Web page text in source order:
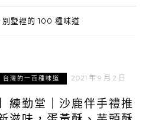
別墅裡的 100 種味道
台灣的一百種味道 2021 年 9 月 2 日
練勤堂｜沙鹿伴手禮推